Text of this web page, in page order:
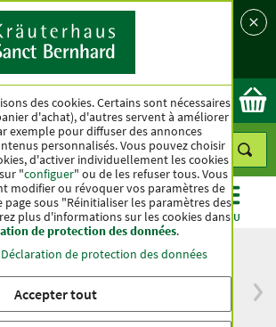
Ok
OFFRES BEST-SELLER MENU
€
gamme depuis
des cookies. Certains sont nécessaires
d'achat), d'autres servent à améliorer
exemple pour diffuser des annonces
personnalisés. Vous pouvez choisir
d'activer individuellement les cookies
"configuer" ou de les refuser tous. Vous
modifier ou révoquer vos paramètres de
page sous "Réinitialiser les paramètres des
plus d'informations sur les cookies dans
de protection des données.
Déclaration de protection des données
Accepter tout